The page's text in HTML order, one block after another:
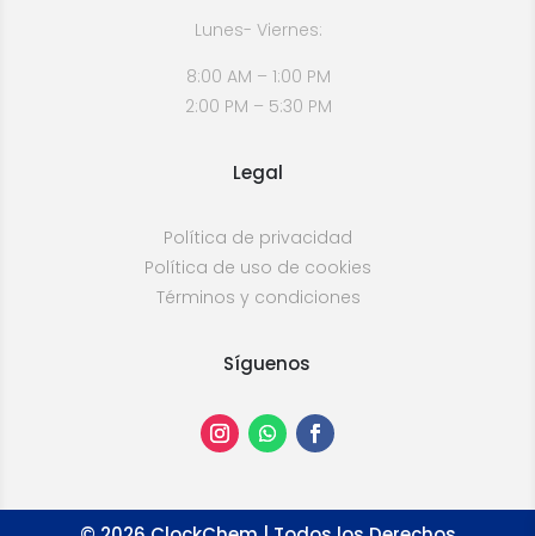
Lunes- Viernes:
8:00 AM – 1:00 PM
2:00 PM – 5:30 PM
Legal
Política de privacidad
Política de uso de cookies
Términos y condiciones
Síguenos